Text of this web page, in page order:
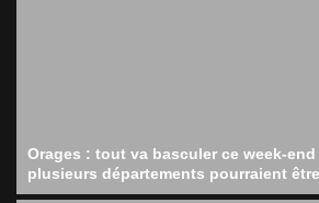
Orages : tout va basculer ce week-end
plusieurs départements pourraient